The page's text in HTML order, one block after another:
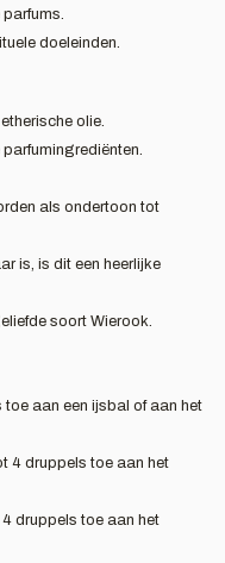
doeleinden.
olie.
als ondertoon tot
is, is dit een heerlijke
soort Wierook.
aan een ijsbal of aan het
4 druppels toe aan het
druppels toe aan het